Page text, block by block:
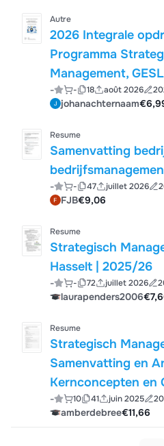
Autre
2026 Integrale
Programma
Management,
- - 18 août 2026
johanachternaam
Resume
Samenvatting
- - 47 juillet 2026
FJB€9,06
Resume
Strategisch
Hasselt | 2025/26
- - 72 juillet 2026
laurapenders2006
Resume
Strategisch
Samenvatting en
Kernconcepten en
Leuven, 2024) –
theorie
- 10 41 juin 2025
amberdebree€11,66